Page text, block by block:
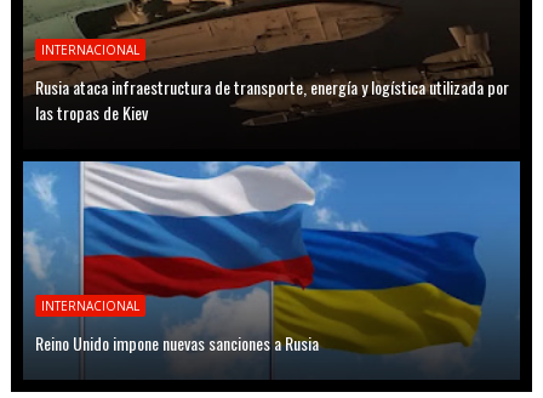
INTERNACIONAL
Rusia ataca infraestructura de transporte, energía y logística utilizada por
las tropas de Kiev
INTERNACIONAL
Reino Unido impone nuevas sanciones a Rusia